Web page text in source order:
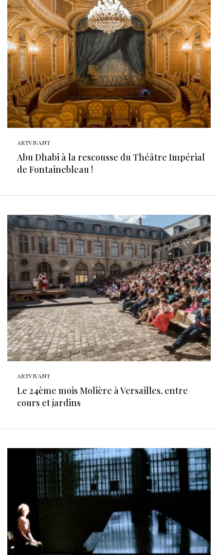
ARTVIVANT
Abu Dhabi à la rescousse du Théâtre Impérial
de Fontainebleau !
ARTVIVANT
Le 24ème mois Molière à Versailles, entre
cours et jardins